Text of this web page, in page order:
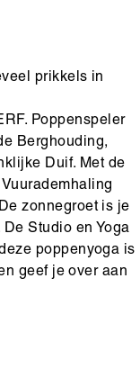
prikkels in
Poppenspeler
Berghouding,
Duif. Met de
zonnegroet is je
Studio en Yoga
poppenyoga is
geef je over aan